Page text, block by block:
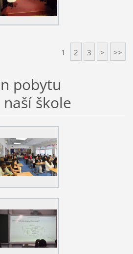
1 2 3 > >>
pobytu
škole